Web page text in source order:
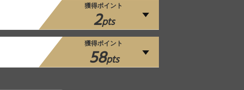
獲得ポイント
2pts
獲得ポイント
58pts